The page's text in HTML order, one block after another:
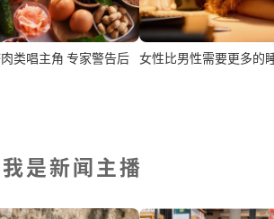
类唱主角 专家警告后 女性比男性需要更多的
我是新闻主播